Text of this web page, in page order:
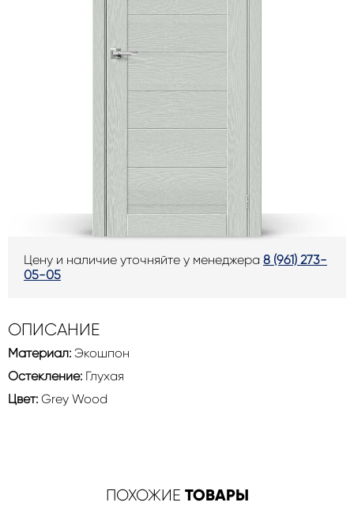
Цену и наличие уточняйте у менеджера 8 (961) 273-
05-05
ОПИСАНИЕ
Материал: Экошпон
Остекление: Глухая
Цвет: Grey Wood
ПОХОЖИЕ ТОВАРЫ